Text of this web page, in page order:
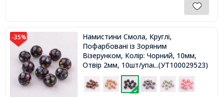
-35%
Намистини Смола, Круглі,
Пофарбовані із Зоряним
Візерунком, Колір: Чорний, 10мм,
Отвір 2мм, 10шт/упаковка,...(УТ100029523)